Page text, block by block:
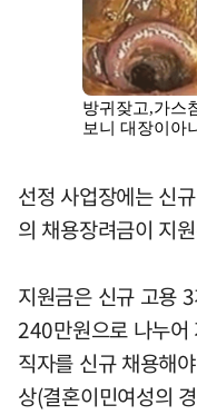
선정 사업장에는 신
의 채용장려금이 지
지원금은 신규 고용
240만원으로 나누어
직자를 신규 채용해
상(결혼이민여성의